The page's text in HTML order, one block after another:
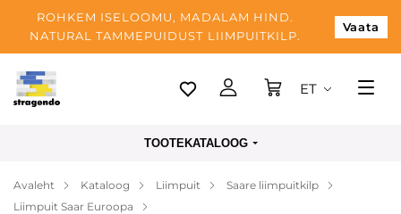
ROHKEM ISELOOMU, MADALAM HIND.
NATURAL TAMMEPUIDUST LIIMPUITKILP.
Vaata
Tallinn
Makse
ET
TOOTEKATALOOG
Avaleht Kataloog Liimpuit
Saare liimpuitkilp
Liimpuit Saar Euroopa